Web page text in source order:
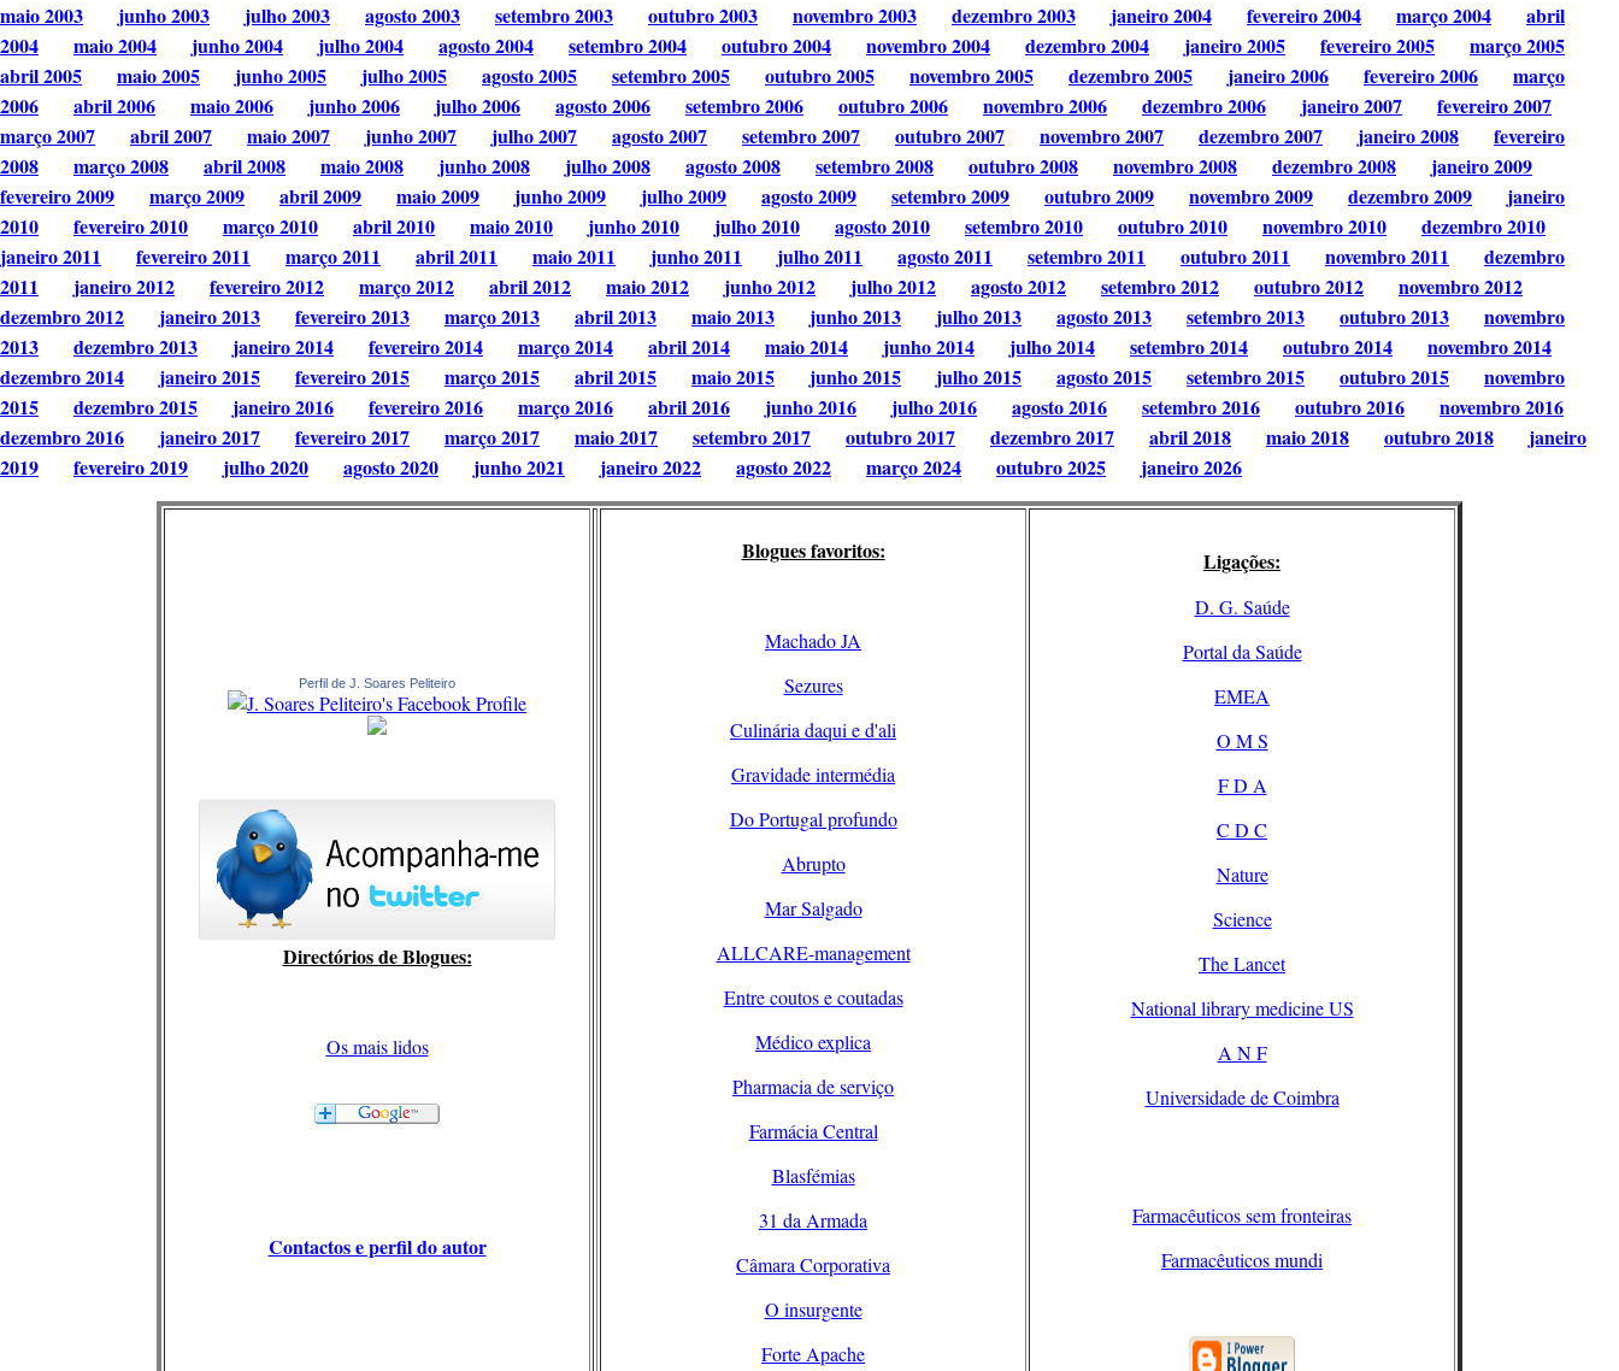
maio 2003 junho 2003 julho 2003 agosto 2003 setembro 2003 outubro 2003 novembro 2003 dezembro 2003 janeiro 2004 fevereiro 2004 março 2004
abril
2004
maio 2004 junho 2004 julho 2004 agosto 2004 setembro 2004 outubro 2004 novembro 2004 dezembro 2004 janeiro 2005 fevereiro 2005
março 2005
abril 2005
maio 2005 junho 2005 julho 2005 agosto 2005 setembro 2005 outubro 2005 novembro 2005 dezembro 2005 janeiro 2006 fevereiro 2006
março
2006
abril 2006 maio 2006 junho 2006 julho 2006 agosto 2006 setembro 2006 outubro 2006 novembro 2006 dezembro 2006 janeiro 2007
fevereiro 2007
março 2007
abril 2007 maio 2007 junho 2007 julho 2007 agosto 2007 setembro 2007 outubro 2007 novembro 2007 dezembro 2007 janeiro 2008
fevereiro
2008
março 2008 abril 2008 maio 2008 junho 2008 julho 2008 agosto 2008 setembro 2008 outubro 2008 novembro 2008 dezembro 2008
janeiro 2009
fevereiro 2009
março 2009 abril 2009 maio 2009 junho 2009 julho 2009 agosto 2009 setembro 2009 outubro 2009 novembro 2009 dezembro 2009
janeiro
2010
fevereiro 2010 março 2010 abril 2010 maio 2010 junho 2010 julho 2010 agosto 2010 setembro 2010 outubro 2010 novembro 2010
dezembro 2010
janeiro 2011
fevereiro 2011 março 2011 abril 2011 maio 2011 junho 2011 julho 2011 agosto 2011 setembro 2011 outubro 2011 novembro 2011
dezembro
2011
janeiro 2012 fevereiro 2012 março 2012 abril 2012 maio 2012 junho 2012 julho 2012 agosto 2012 setembro 2012 outubro 2012
novembro 2012
dezembro 2012
janeiro 2013 fevereiro 2013 março 2013 abril 2013 maio 2013 junho 2013 julho 2013 agosto 2013 setembro 2013 outubro 2013
novembro
2013
dezembro 2013 janeiro 2014 fevereiro 2014 março 2014 abril 2014 maio 2014 junho 2014 julho 2014 setembro 2014 outubro 2014
novembro 2014
dezembro 2014
janeiro 2015 fevereiro 2015 março 2015 abril 2015 maio 2015 junho 2015 julho 2015 agosto 2015 setembro 2015 outubro 2015
novembro
2015
dezembro 2015 janeiro 2016 fevereiro 2016 março 2016 abril 2016 junho 2016 julho 2016 agosto 2016 setembro 2016 outubro 2016
novembro 2016
dezembro 2016
janeiro 2017 fevereiro 2017 março 2017 maio 2017 setembro 2017 outubro 2017 dezembro 2017 abril 2018 maio 2018 outubro 2018
janeiro
2019
fevereiro 2019 julho 2020 agosto 2020 junho 2021 janeiro 2022 agosto 2022 março 2024 outubro 2025 janeiro 2026
Perfil de J. Soares Peliteiro
Directórios de Blogues:
Os mais lidos
Contactos e perfil do autor
Blogues favoritos:
Machado JA
Sezures
Culinária daqui e d'ali
Gravidade intermédia
Do Portugal profundo
Abrupto
Mar Salgado
ALLCARE-management
Entre coutos e coutadas
Médico explica
Pharmacia de serviço
Farmácia Central
Blasfémias
31 da Armada
Câmara Corporativa
O insurgente
Forte Apache
Ligações:
D. G. Saúde
Portal da Saúde
EMEA
O M S
F D A
C D C
Nature
Science
The Lancet
National library medicine US
A N F
Universidade de Coimbra
Farmacêuticos sem fronteiras
Farmacêuticos mundi